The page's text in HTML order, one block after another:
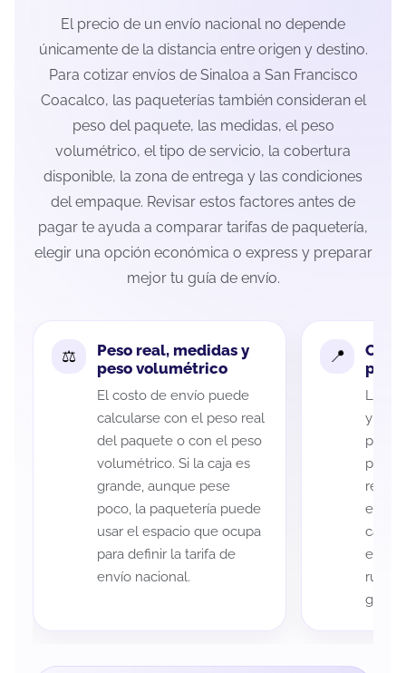
El precio de un envío nacional no depende
únicamente de la distancia entre origen y destino.
Para cotizar envíos de Sinaloa a San Francisco
Coacalco, las paqueterías también consideran el
peso del paquete, las medidas, el peso
volumétrico, el tipo de servicio, la cobertura
disponible, la zona de entrega y las condiciones
del empaque. Revisar estos factores antes de
pagar te ayuda a comparar tarifas de paquetería,
elegir una opción económica o express y preparar
mejor tu guía de envío.
Peso real, medidas y
peso volumétrico
El costo de envío puede
calcularse con el peso real
del paquete o con el peso
volumétrico. Si la caja es
grande, aunque pese
poco, la paquetería puede
usar el espacio que ocupa
para definir la tarifa de
envío nacional.
La
y San
cada
es
ruta
guía